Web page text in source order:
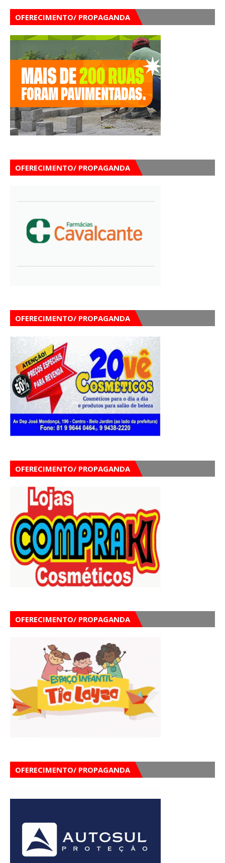
OFERECIMENTO/ PROPAGANDA
OFERECIMENTO/ PROPAGANDA
OFERECIMENTO/ PROPAGANDA
OFERECIMENTO/ PROPAGANDA
OFERECIMENTO/ PROPAGANDA
OFERECIMENTO/ PROPAGANDA